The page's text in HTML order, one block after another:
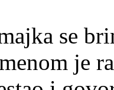
se
je